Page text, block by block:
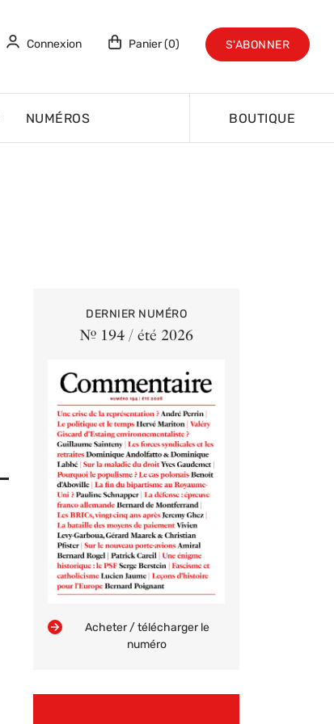
Connexion Panier (0) S'ABONNER
NUMÉROS BOUTIQUE
DERNIER NUMÉRO
Nº 194 / été 2026
Acheter / télécharger le
numéro